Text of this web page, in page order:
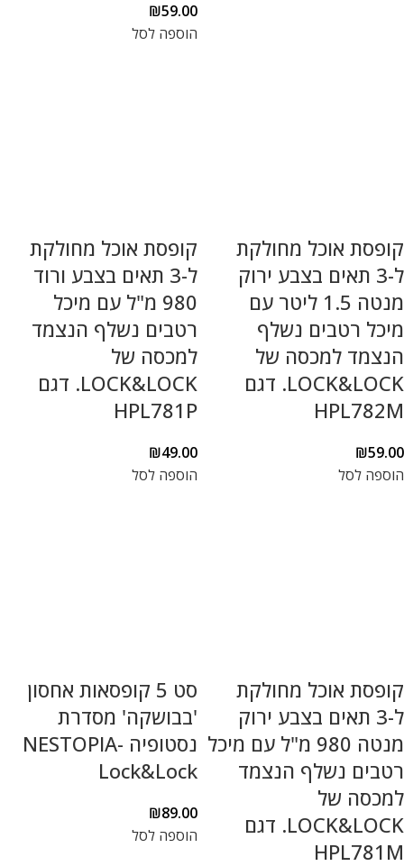
₪59.00
הוספה לסל
קופסת אוכל מחולקת
ל-3 תאים בצבע ירוק
מנטה 1.5 ליטר עם
מיכל רטבים נשלף
הנצמד למכסה של
LOCK&LOCK. דגם
HPL782M
₪59.00
הוספה לסל
קופסת אוכל מחולקת
ל-3 תאים בצבע ורוד
980 מ"ל עם מיכל
רטבים נשלף הנצמד
למכסה של
LOCK&LOCK. דגם
HPL781P
₪49.00
הוספה לסל
קופסת אוכל מחולקת
ל-3 תאים בצבע ירוק
מנטה 980 מ"ל עם מיכל
רטבים נשלף הנצמד
למכסה של
LOCK&LOCK. דגם
HPL781M
סט 5 קופסאות אחסון
'בבושקה' מסדרת
נסטופיה NESTOPIA-
Lock&Lock
₪89.00
הוספה לסל